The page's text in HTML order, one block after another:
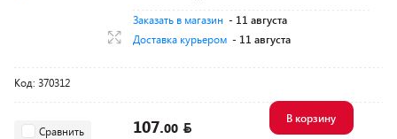
Заказать в магазин - 11 августа
Доставка курьером - 11 августа
Код: 370312
Сравнить 107.00
В корзину